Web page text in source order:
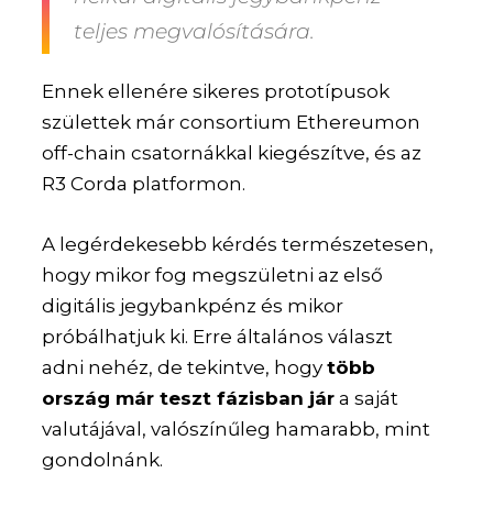
teljes megvalósítására.
Ennek ellenére sikeres prototípusok
születtek már consortium Ethereumon
off-chain csatornákkal kiegészítve, és az
R3 Corda platformon.
A legérdekesebb kérdés természetesen,
hogy mikor fog megszületni az első
digitális jegybankpénz és mikor
próbálhatjuk ki. Erre általános választ
adni nehéz, de tekintve, hogytöbb
ország már teszt fázisban jár a saját
valutájával, valószínűleg hamarabb, mint
gondolnánk.